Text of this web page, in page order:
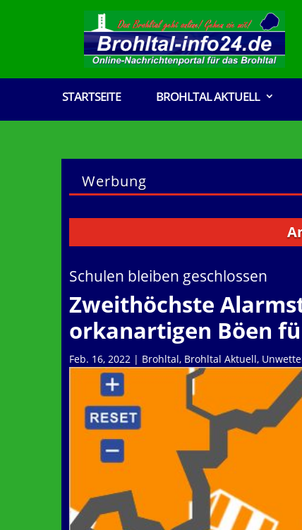
STARTSEITE BROHLTAL AKTUELL
Werbung
An
Schulen bleiben geschlossen
Zweithöchste
orkanartigen Böen
Feb. 16, 2022 | Brohltal, Brohltal Aktuell,